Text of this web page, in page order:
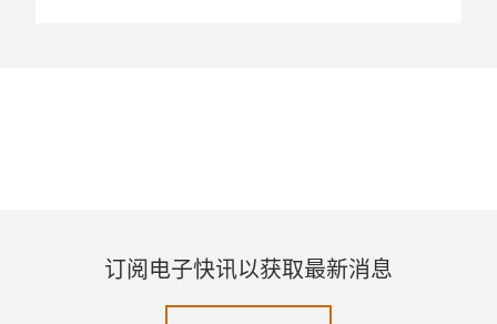
订阅电子快讯以获取最新消息